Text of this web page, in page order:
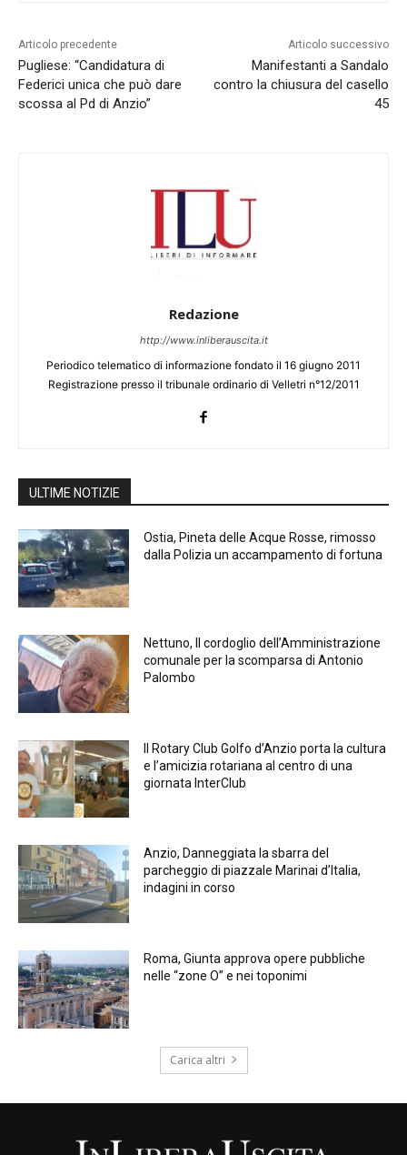
Articolo precedente
Pugliese: “Candidatura di
Federici unica che può dare
scossa al Pd di Anzio”
Articolo successivo
Manifestanti a Sandalo
contro la chiusura del casello
45
Redazione
http://www.inliberauscita.it
Periodico telematico di informazione fondato il 16 giugno 2011
Registrazione presso il tribunale ordinario di Velletri n°12/2011
ULTIME NOTIZIE
Ostia, Pineta delle Acque Rosse, rimosso
dalla Polizia un accampamento di fortuna
Nettuno, Il cordoglio dell’Amministrazione
comunale per la scomparsa di Antonio
Palombo
Il Rotary Club Golfo d’Anzio porta la cultura
e l’amicizia rotariana al centro di una
giornata InterClub
Anzio, Danneggiata la sbarra del
parcheggio di piazzale Marinai d’Italia,
indagini in corso
Roma, Giunta approva opere pubbliche
nelle “zone O” e nei toponimi
Carica altri